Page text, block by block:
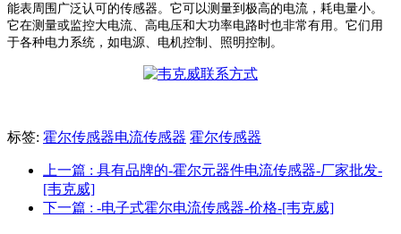
能表周围广泛认可的传感器。它可以测量到极高的电流，耗电量小。
它在测量或监控大电流、高电压和大功率电路时也非常有用。它们用
于各种电力系统，如电源、电机控制、照明控制。
标签: 霍尔传感器电流传感器 霍尔传感器
上一篇 : 具有品牌的-霍尔元器件电流传感器-厂家批发-
[韦克威]
下一篇 : -电子式霍尔电流传感器-价格-[韦克威]